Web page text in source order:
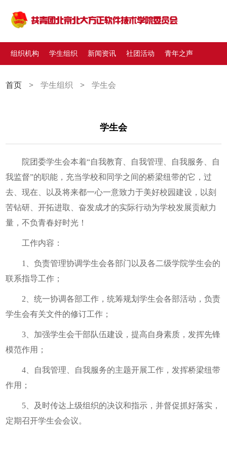
组织机构 学生组织 新闻资讯 社团活动 青年之声
首页 > 学生组织 > 学生会
学生会
院团委学生会本着“自我教育、自我管理、自我服务、自
我监督”的职能，充当学校和同学之间的桥梁纽带的它，过
去、现在、以及将来都一心一意致力于美好校园建设，以刻
苦钻研、开拓进取、奋发成才的实际行动为学校发展贡献力
量，不负青春好时光！
工作内容：
1、负责管理协调学生会各部门以及各二级学院学生会的
联系指导工作；
2、统一协调各部工作，统筹规划学生会各部活动，负责
学生会有关文件的修订工作；
3、加强学生会干部队伍建设，提高自身素质，发挥先锋
模范作用；
4、自我管理、自我服务的主题开展工作，发挥桥梁纽带
作用；
5、及时传达上级组织的决议和指示，并督促抓好落实，
定期召开学生会会议。